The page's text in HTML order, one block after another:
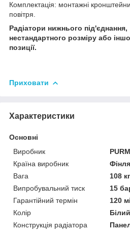
Комплектація: монтажні
повітря.
Радіатори нижнього під'єднання,
нестандартного розміру або
позиції.
Приховати
Характеристики
Основні
Виробник
Країна виробник
Вага
108 кг
Випробувальний тиск
15
Гарантійний термін
120
Колір
Білий
Конструкція радіатора